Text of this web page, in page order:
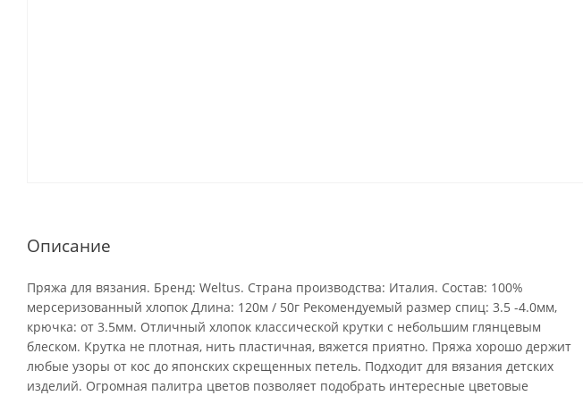
Описание
Пряжа для вязания. Бренд: Weltus. Страна производства: Италия. Состав: 100%
мерсеризованный хлопок Длина: 120м / 50г Рекомендуемый размер спиц: 3.5 -4.0мм,
крючка: от 3.5мм. Отличный хлопок классической крутки с небольшим глянцевым
блеском. Крутка не плотная, нить пластичная, вяжется приятно. Пряжа хорошо держит
любые узоры от кос до японских скрещенных петель. Подходит для вязания детских
изделий. Огромная палитра цветов позволяет подобрать интересные цветовые